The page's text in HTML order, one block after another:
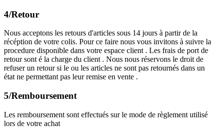
4/Retour
Nous acceptons les retours d'articles sous 14 jours à partir de la
récéption de votre colis. Pour ce faire nous vous invitons à suivre la
procedure disponible dans votre espace client . Les frais de port de
retour sont é la charge du client . Nous nous réservons le droit de
refuser un retour si le ou les articles ne sont pas retournés dans un
état ne permettant pas leur remise en vente .
5/Remboursement
Les remboursement sont effectués sur le mode de règlement utilisé
lors de votre achat